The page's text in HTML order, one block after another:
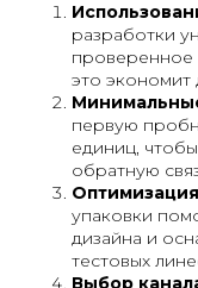
разработки
проверенное
это
первую
единиц,
обратную
упаковки
дизайна и
тестовых
Выбор